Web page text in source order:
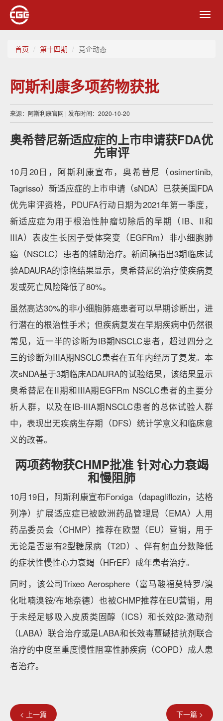
首页 第十四期 竞企动态
阿斯利康多项药物获批
来源：阿斯利康官网 | 发布时间：2020-10-20
奥希替尼新适应症的上市申请获FDA优
先审评
10月20日，阿斯利康宣布，奥希替尼（osimertinib,
Tagrisso）新适应症的上市申请（sNDA）已获美国FDA
优先审评资格，PDUFA行动日期为2021年第一季度，
新适应症为用于根治性肿瘤切除后的早期（IB、II和
IIIA）表皮生长因子受体突变（EGFRm）非小细胞肺
癌（NSCLC）患者的辅助治疗。新闻稿指出3期临床试
验ADAURA的惊艳结果显示，奥希替尼的治疗使疾病复
发或死亡风险降低了80%。
虽然高达30%的非小细胞肺癌患者可以早期诊断出，进
行潜在的根治性手术；但疾病复发在早期疾病中仍然很
常见，近一半的诊断为IB期NSCLC患者，超过四分之
三的诊断为IIIA期NSCLC患者在五年内经历了复发。本
次sNDA基于3期临床ADAURA的试验结果，该结果显示
奥希替尼在II期和IIIA期EGFRm NSCLC患者的主要分
析人群，以及在IB-IIIA期NSCLC患者的总体试验人群
中，表现出无疾病生存期（DFS）统计学意义和临床意
义的改善。
两项药物获CHMP批准 针对心力衰竭
和慢阻肺
10月19日，阿斯利康宣布Forxiga（dapagliflozin，达格
列净）扩展适应症已被欧洲药品管理局（EMA）人用
药品委员会（CHMP）推荐在欧盟（EU）营销，用于
无论是否患有2型糖尿病（T2D）、伴有射血分数降低
的症状性慢性心力衰竭（HFrEF）成年患者治疗。
同时，该公司Trixeo Aerosphere（富马酸福莫特罗/溴
化吡喃溴铵/布地奈德）也被CHMP推荐在EU营销，用
于未经足够吸入皮质类固醇（ICS）和长效β2-激动剂
（LABA）联合治疗或是LABA和长效毒蕈碱拮抗剂联合
治疗的中度至重度慢性阻塞性肺疾病（COPD）成人患
者治疗。
< 上一篇 下一篇 >